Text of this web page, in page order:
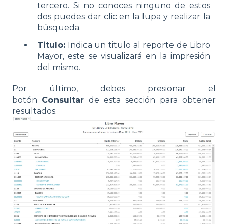
tercero. Si no conoces ninguno de estos
dos puedes dar clic en la lupa y realizar la
búsqueda.
Titulo: Indica un titulo al reporte de Libro
Mayor, este se visualizará en la impresión
del mismo.
Por último, debes presionar el
botón Consultar de esta sección para obtener
resultados.